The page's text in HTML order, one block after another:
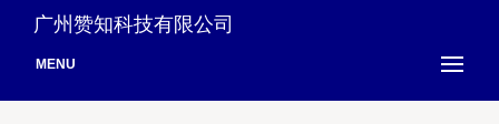
广州赞知科技有限公司
MENU